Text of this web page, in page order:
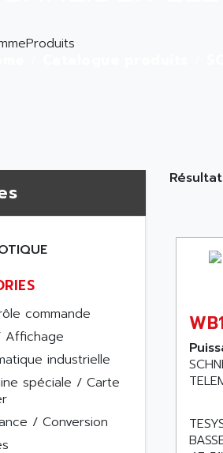
commande
Affichage
industrielle
spéciale / Carte
/ Conversion